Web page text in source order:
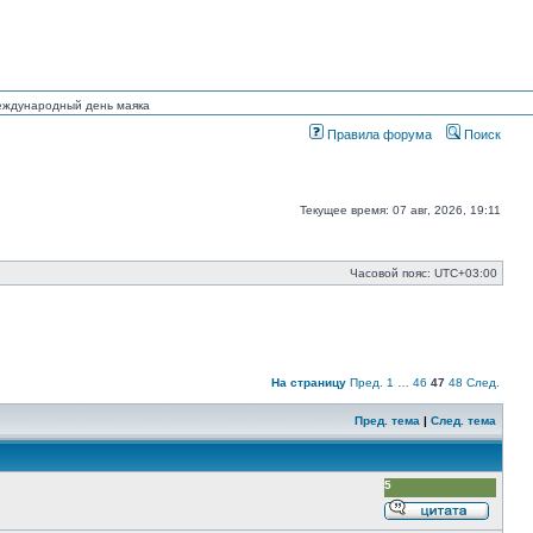
день маяка
Правила форума Поиск
Текущее время: 07 авг, 2026, 19:11
Часовой пояс: UTC+03:00
На страницу Пред. 1 46 47 48 След.
Пред. тема | След. тема
5